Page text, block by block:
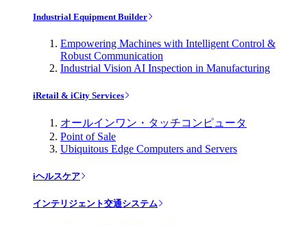
Industrial Equipment Builder
Empowering Machines with Intelligent Control &
Robust Communication
Industrial Vision AI Inspection in Manufacturing
iRetail & iCity Services
オールインワン・タッチコンピュータ
Point of Sale
Ubiquitous Edge Computers and Servers
iヘルスケア
インテリジェント交通システム